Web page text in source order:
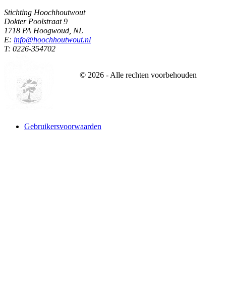
Stichting Hoochhoutwout
Dokter Poolstraat 9
1718 PA Hoogwoud, NL
E: info@hoochhoutwout.nl
T: 0226-354702
© 2026 - Alle rechten voorbehouden
Gebruikersvoorwaarden